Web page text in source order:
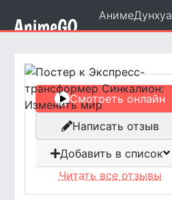
АнимеДунхуа
Смотреть онлайн
Написать отзыв
Добавить в список
Читать все отзывы